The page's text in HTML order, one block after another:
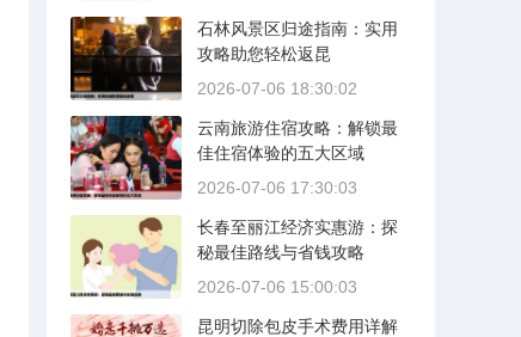
石林风景区归途指南：实用
攻略助您轻松返昆
2026-07-06 18:30:02
云南旅游住宿攻略：解锁最
佳住宿体验的五大区域
2026-07-06 17:30:03
长春至丽江经济实惠游：探
秘最佳路线与省钱攻略
2026-07-06 15:00:03
昆明切除包皮手术费用详解